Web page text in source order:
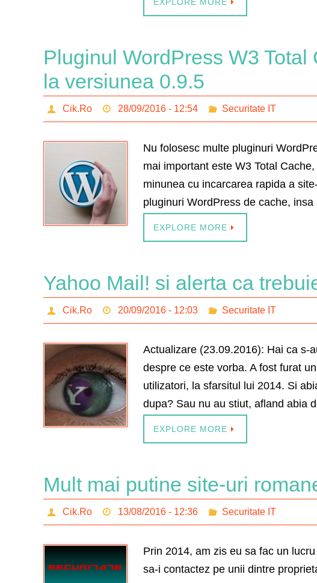
Pluginul WordPress W3
la versiunea 0.9.5
Cik.Ro 28/09/2016 - 12:54 Securitate IT
Nu folosesc multe pluginuri
mai important este W3 Total
minunea cu incarcarea rapida a
pluginuri WordPress de cache,
EXPLORE MORE
Yahoo Mail! si alerta ca
Cik.Ro 20/09/2016 - 12:03 Securitate IT
Actualizare (23.09.2016): Hai ca s-
despre ce este vorba. A fost furat
utilizatori, la sfarsitul lui 2014. Si
dupa? Sau nu au stiut, afland abia
EXPLORE MORE
Mult mai putine site-uri
Cik.Ro 13/08/2016 - 12:36 Securitate IT
Prin 2014, am zis eu sa fac un
sa-i contactez pe unii dintre